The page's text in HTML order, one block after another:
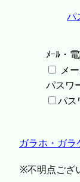
パ
ﾒｰﾙ・
メ
パスワ
パス
ガラホ・ガラ
※不明点ござ